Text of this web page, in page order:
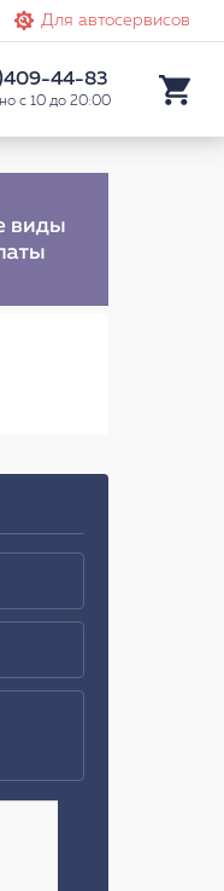
Для автосервисов
44-83
с 10 до 20:00